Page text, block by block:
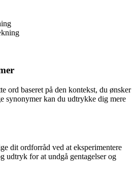
ord baseret på den kontekst, du ønsker
synonymer kan du udtrykke dig mere
dit ordforråd ved at eksperimentere
udtryk for at undgå gentagelser og